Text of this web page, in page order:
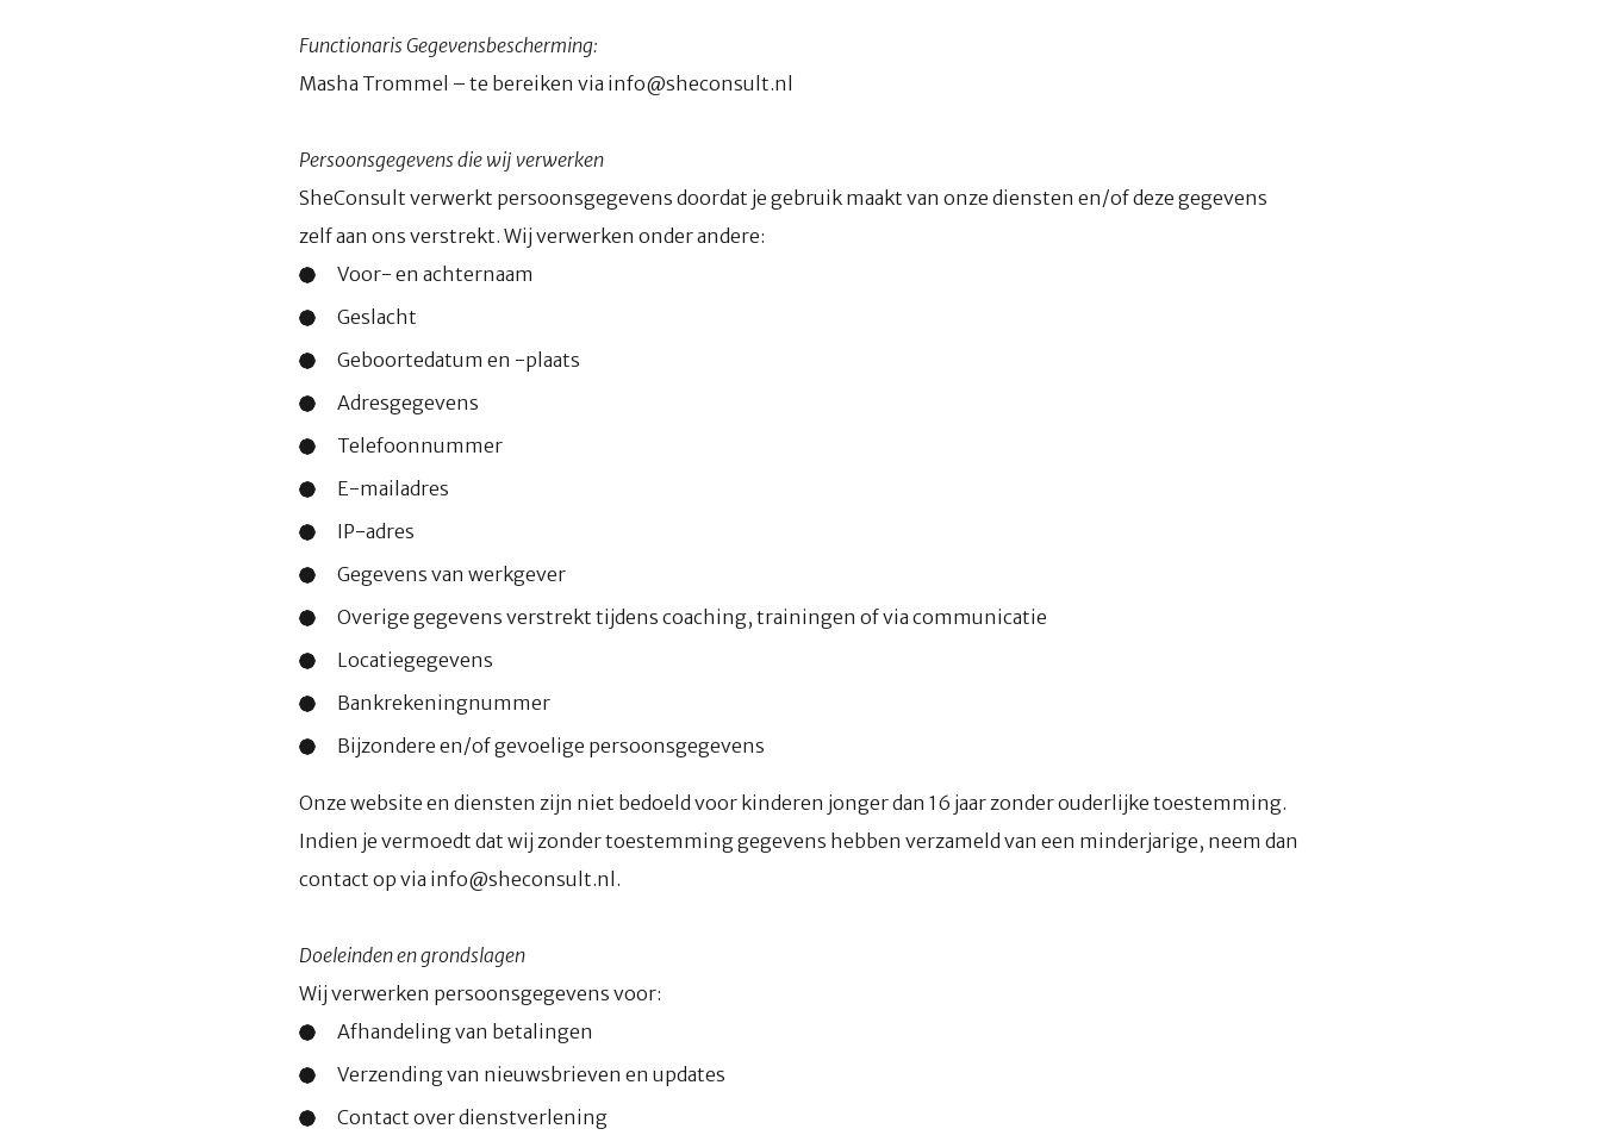
Functionaris Gegevensbescherming:
Masha Trommel – te bereiken via info@sheconsult.nl
Persoonsgegevens die wij verwerken
SheConsult verwerkt persoonsgegevens doordat je gebruik maakt van onze diensten en/of deze gegevens
zelf aan ons verstrekt. Wij verwerken onder andere:
Voor- en achternaam
Geslacht
Geboortedatum en -plaats
Adresgegevens
Telefoonnummer
E-mailadres
IP-adres
Gegevens van werkgever
Overige gegevens verstrekt tijdens coaching, trainingen of via communicatie
Locatiegegevens
Bankrekeningnummer
Bijzondere en/of gevoelige persoonsgegevens
Onze website en diensten zijn niet bedoeld voor kinderen jonger dan 16 jaar zonder ouderlijke toestemming.
Indien je vermoedt dat wij zonder toestemming gegevens hebben verzameld van een minderjarige, neem dan
contact op via info@sheconsult.nl.
Doeleinden en grondslagen
Wij verwerken persoonsgegevens voor:
Afhandeling van betalingen
Verzending van nieuwsbrieven en updates
Contact over dienstverlening